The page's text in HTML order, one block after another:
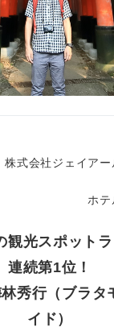
株式会社ジェイア
ホテ
観光スポット
連続第1位！
秀行（ブラタ
イド）